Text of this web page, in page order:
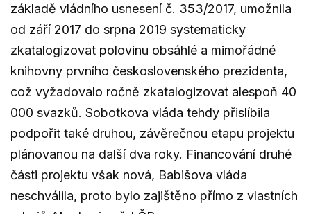
základě vládního usnesení č. 353/2017, umožnila
od září 2017 do srpna 2019 systematicky
zkatalogizovat polovinu obsáhlé a mimořádné
knihovny prvního československého prezidenta,
což vyžadovalo ročně zkatalogizovat alespoň 40
000 svazků. Sobotkova vláda tehdy přislíbila
podpořit také druhou, závěrečnou etapu projektu
plánovanou na další dva roky. Financování druhé
části projektu však nová, Babišova vláda
neschválila, proto bylo zajištěno přímo z vlastních